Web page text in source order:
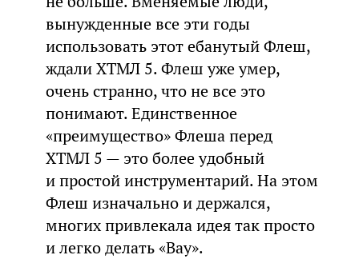
вынужденные все эти годы
использовать этот ебанутый Флеш,
ждали ХТМЛ 5. Флеш уже умер,
очень странно, что не все это
понимают. Единственное
«преимущество» Флеша перед
ХТМЛ 5 — это более удобный
и простой инструментарий. На этом
Флеш изначально и держался,
многих привлекала идея так просто
и легко делать «Вау».